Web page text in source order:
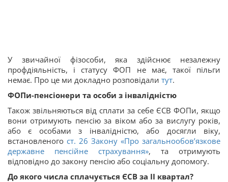
У звичайної фізособи, яка здійснює незалежну
профдіяльність, і статусу ФОП не має, такої пільги
немає. Про це ми докладно розповідали тут.
ФОПи-пенсіонери та особи з інвалідністю
Також звільняються від сплати за себе ЄСВ ФОПи, якщо
вони отримують пенсію за віком або за вислугу років,
або є особами з інвалідністю, або досягли віку,
встановленого ст. 26 Закону «Про загальнообов’язкове
державне пенсійне страхування», та отримують
відповідно до закону пенсію або соціальну допомогу.
До якого числа сплачується ЄСВ за IІ квартал?